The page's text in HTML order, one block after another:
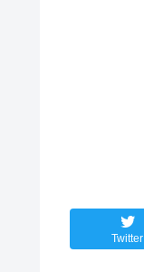
Twitter